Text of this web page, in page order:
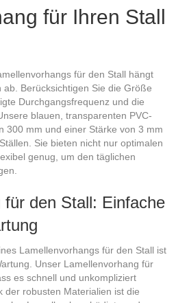
für Ihren Stall
für den Stall hängt
Berücksichtigen Sie die Größe
Durchgangsfrequenz und die
blauen, transparenten PVC-
300 mm und einer Stärke von 3 mm
Sie bieten nicht nur optimalen
genug, um den täglichen
für den Stall: Einfache
Lamellenvorhangs für den Stall ist
Unser Lamellenvorhang für
es schnell und unkompliziert
der robusten Materialien ist die